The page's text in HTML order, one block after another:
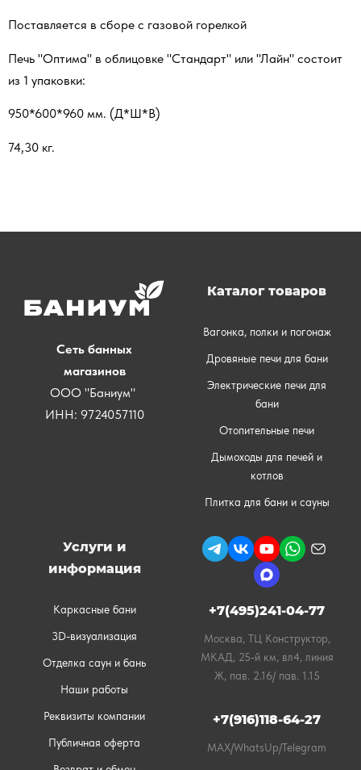
Поставляется в сборе с газовой горелкой
Печь "Оптима" в облицовке "Стандарт" или "Лайн" состоит
из 1 упаковки:
950*600*960 мм. (Д*Ш*В)
74,30 кг.
Сеть банных
магазинов
ООО "Баниум"
ИНН: 9724057110
Каталог товаров
Вагонка, полки и погонаж
Дровяные печи для бани
Электрические печи для
бани
Отопительные печи
Дымоходы для печей и
котлов
Плитка для бани и сауны
Услуги и
информация
Каркасные бани
3D-визуализация
Отделка саун и бань
Наши работы
Реквизиты компании
Публичная оферта
+7(495)241-04-77
Москва, ТЦ Конструктор,
МКАД, 25-й км, вл4, линия
Ж, пав. 2.16/ пав. 1.15
+7(916)118-64-27
MAX/WhatsUp/Telegram